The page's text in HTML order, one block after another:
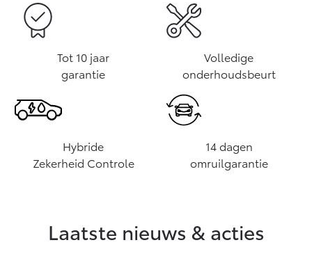
Vanaf € 37.500,- Vanaf € 55.950,-
OOK ALS BATTERIJ-
ELEKTRISCH
Vanaf € 46.301,-
Hilux (excl. BTW)
OOK ALS BATTERIJ-
ELEKTRISCH
Vanaf € 56.570,-
Tot 10 jaar
garantie
Volledige
onderhoudsbeurt
Hybride
Zekerheid Controle
14 dagen
omruilgarantie
Laatste nieuws & acties